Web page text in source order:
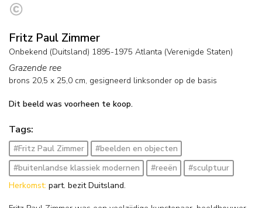
Fritz Paul Zimmer
Onbekend (Duitsland) 1895-1975 Atlanta (Verenigde Staten)
Grazende ree
brons 20,5 x 25,0 cm, gesigneerd linksonder op de basis
Dit beeld was voorheen te koop.
Tags:
#Fritz Paul Zimmer
#beelden en objecten
#buitenlandse klassiek modernen
#reeën
#sculptuur
Herkomst: part. bezit Duitsland.